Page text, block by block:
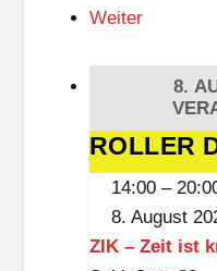
Weiter
8.
ROLLER
DISCO
KIDS
ROLLER
14:00 –
8. August
ZIK – Zeit ist